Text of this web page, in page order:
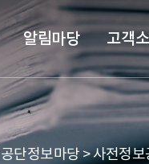
본문 바로가기
메뉴 바로가기
알림마당 고객
단정보마당 > 사전정보